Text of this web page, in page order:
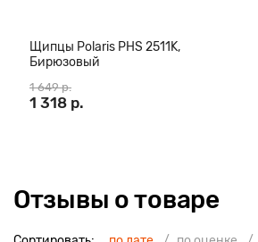
Щипцы Polaris PHS 2511K,
Бирюзовый
1 649 р.
1 318 р.
Отзывы о товаре